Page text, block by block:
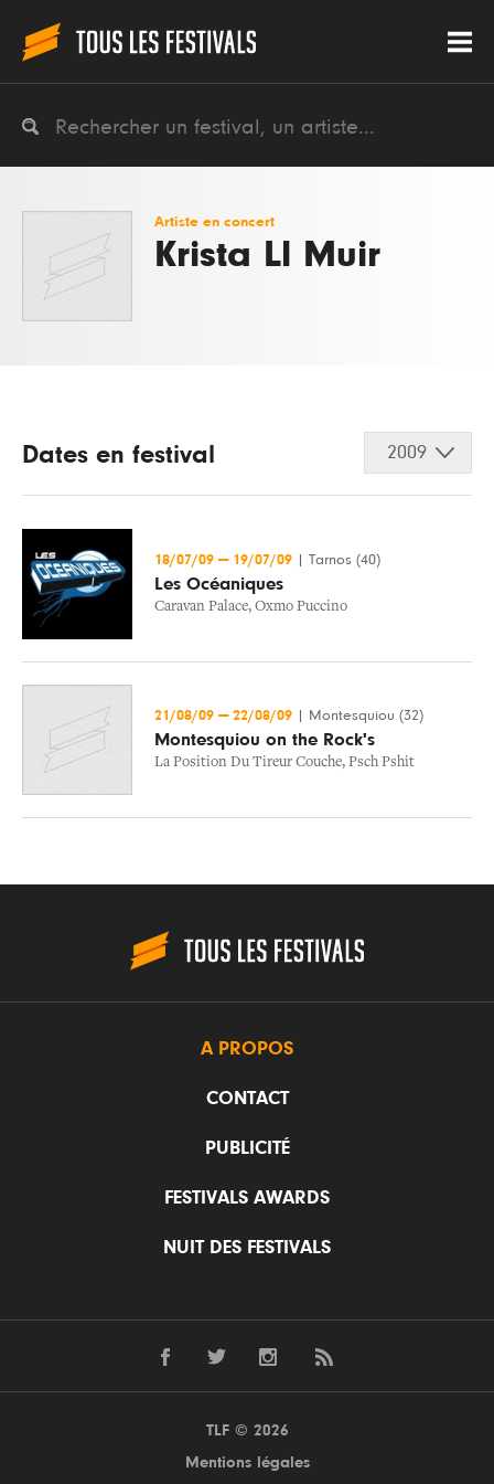
Artiste en concert
Krista Ll Muir
Dates en festival 2009
18/07/09 — 19/07/09 Tarnos (40)
Les Océaniques
Caravan Palace, Oxmo Puccino
21/08/09 — 22/08/09 Montesquiou (32)
Montesquiou on the Rock's
La Position Du Tireur Couche, Psch Pshit
A PROPOS
CONTACT
PUBLICITÉ
FESTIVALS AWARDS
NUIT DES FESTIVALS
TLF © 2026
Mentions légales